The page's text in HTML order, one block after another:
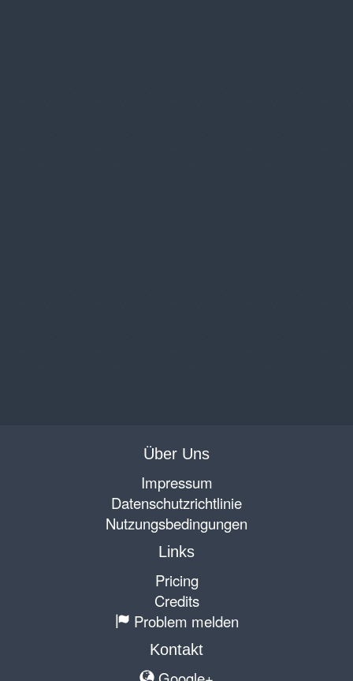
Über Uns
Impressum
Datenschutzrichtlinie
Nutzungsbedingungen
Links
Pricing
Credits
Problem melden
Kontakt